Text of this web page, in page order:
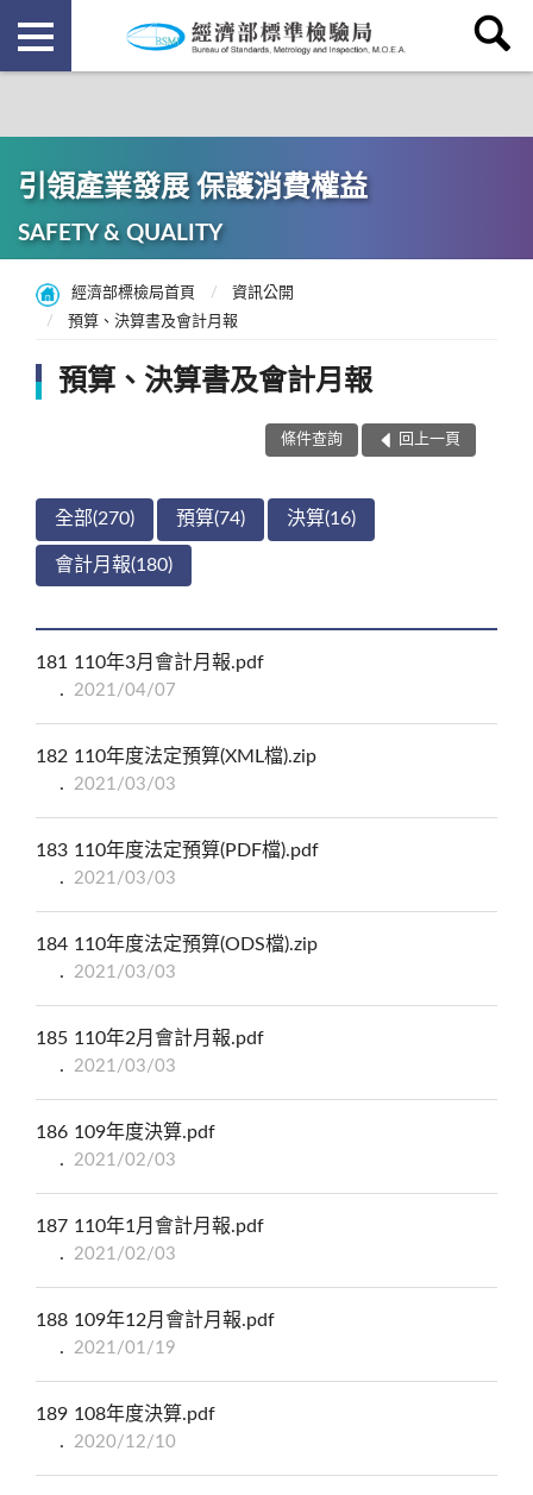
引領產業發展 保護消費權益
SAFETY & QUALITY
經濟部標檢局首頁
資訊公開
預算、決算書及會計月報
預算、決算書及會計月報
條件查詢 回上一頁
全部(270) 預算(74) 決算(16)
會計月報(180)
181 110年3月會計月報.pdf
2021/04/07
182 110年度法定預算(XML檔).zip
2021/03/03
183 110年度法定預算(PDF檔).pdf
2021/03/03
184 110年度法定預算(ODS檔).zip
2021/03/03
185 110年2月會計月報.pdf
2021/03/03
186 109年度決算.pdf
2021/02/03
187 110年1月會計月報.pdf
2021/02/03
188 109年12月會計月報.pdf
2021/01/19
189 108年度決算.pdf
2020/12/10